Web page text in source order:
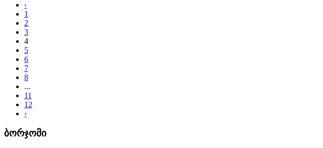
‹
1
2
3
4
5
6
7
8
...
11
12
›
ბორჯომი